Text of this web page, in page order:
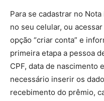
Para se cadastrar no
no seu celular, ou
opção “criar conta” e
primeira etapa a pessoa
CPF, data de nascimento
necessário inserir os
recebimento do prêmio,